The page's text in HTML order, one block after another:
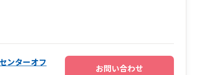
ンターオフ
お問い合わせ